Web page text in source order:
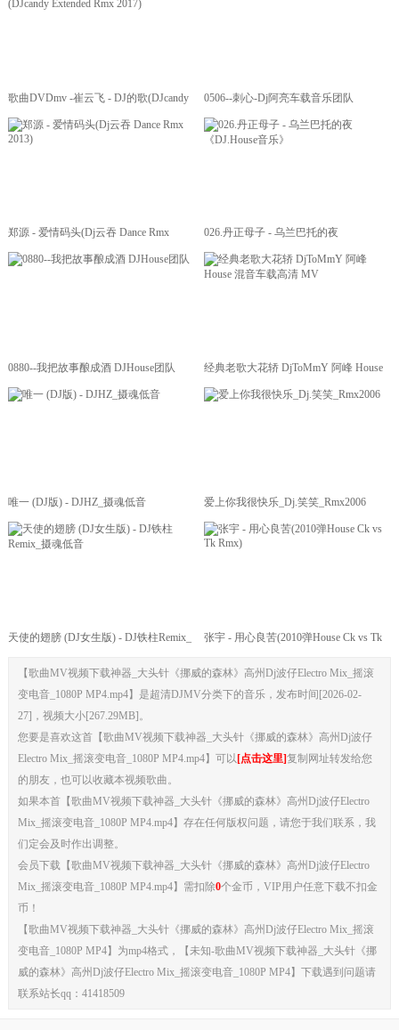
歌曲DVDmv -崔云飞 - DJ的歌(DJcandy
Extended Rmx 2017)
0506--刺心-Dj阿亮车载音乐团队
郑源 - 爱情码头(Dj云吞 Dance Rmx
2013)
026.丹正母子 - 乌兰巴托的夜
《DJ.House音乐》
0880--我把故事酿成酒 DJHouse团队
经典老歌大花轿 DjToMmY 阿峰 House
混音车载高清 MV
唯一 (DJ版) - DJHZ_摄魂低音 爱上你我很快乐_Dj.笑笑_Rmx2006
天使的翅膀 (DJ女生版) - DJ铁柱Remix_
张宇 - 用心良苦(2010弹House Ck vs Tk
【歌曲MV视频下载神器_大头针《挪威的森林》高州Dj波仔Electro Mix_摇滚
变电音_1080P MP4.mp4】是超清DJMV分类下的音乐，发布时间[2026-02-
27]，视频大小[267.29MB]。
您要是喜欢这首【歌曲MV视频下载神器_大头针《挪威的森林》高州Dj波仔
Electro Mix_摇滚变电音_1080P MP4.mp4】可以 [点击这里]复制网址转发给您
的朋友，也可以收藏本视频歌曲。
如果本首【歌曲MV视频下载神器_大头针《挪威的森林》高州Dj波仔Electro
Mix_摇滚变电音_1080P MP4.mp4】存在任何版权问题，请您于我们联系，我
们定会及时作出调整。
会员下载【歌曲MV视频下载神器_大头针《挪威的森林》高州Dj波仔Electro
Mix_摇滚变电音_1080P MP4.mp4】需扣除0个金币，VIP用户任意下载不扣金
币！
【歌曲MV视频下载神器_大头针《挪威的森林》高州Dj波仔Electro Mix_摇滚
变电音_1080P MP4】为mp4格式，【未知-歌曲MV视频下载神器_大头针《挪
威的森林》高州Dj波仔Electro Mix_摇滚变电音_1080P MP4】下载遇到问题请
联系站长qq：41418509